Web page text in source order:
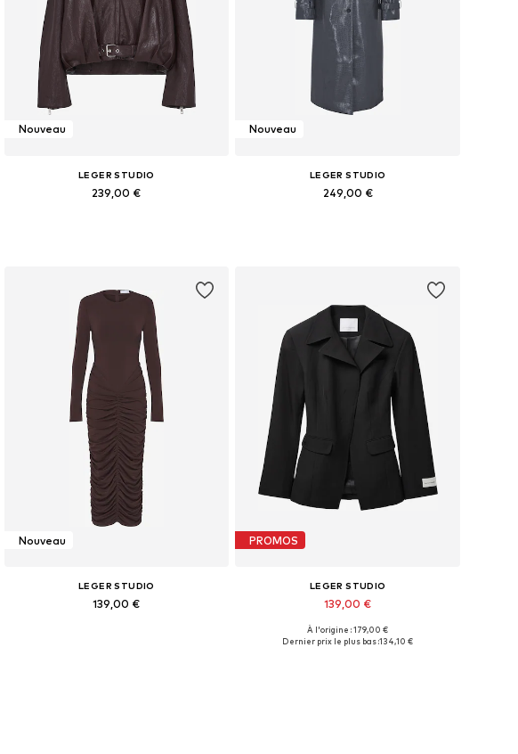
Nouveau
LEGER STUDIO
239,00 €
Nouveau
LEGER STUDIO
249,00 €
Nouveau
LEGER STUDIO
139,00 €
PROMOS
LEGER STUDIO
139,00 €
Tailles disponibles: 36, 40
À l'origine : 179,00 €
Dernier prix le plus bas :134,10 €